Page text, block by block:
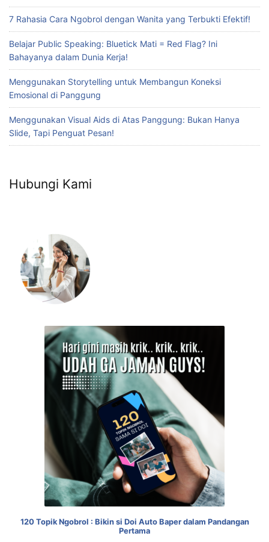
7 Rahasia Cara Ngobrol dengan Wanita yang Terbukti Efektif!
Belajar Public Speaking: Bluetick Mati = Red Flag? Ini
Bahayanya dalam Dunia Kerja!
Menggunakan Storytelling untuk Membangun Koneksi
Emosional di Panggung
Menggunakan Visual Aids di Atas Panggung: Bukan Hanya
Slide, Tapi Penguat Pesan!
Hubungi Kami
120 Topik Ngobrol : Bikin si Doi Auto Baper dalam Pandangan
Pertama